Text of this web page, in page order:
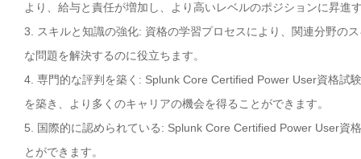
より、給与と責任が増加し、より高いレベルのポジションに昇進
3. スキルと知識の強化: 資格の学習プロセスにより、関連分野の
な問題を解決するのに役立ちます。
4. 専門的な評判を築く: Splunk Core Certified Power User資格試
を築き、より多くのキャリアの機会を得ることができます。
5. 国際的に認められている: Splunk Core Certified Power User資
とができます。